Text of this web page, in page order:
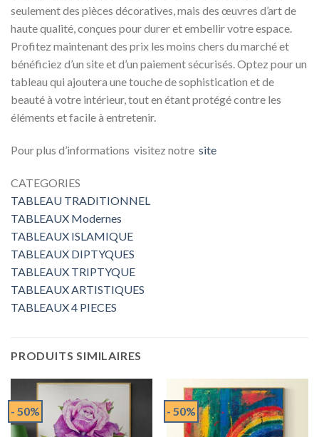
seulement des pièces décoratives, mais des œuvres d’art de
haute qualité, conçues pour durer et embellir votre espace.
Profitez maintenant des prix les moins chers du marché et
bénéficiez d’un site et d’un paiement sécurisés. Optez pour un
tableau qui ajoutera une touche de sophistication et de
beauté à votre intérieur, tout en étant protégé contre les
éléments et facile à entretenir.
Pour plus d’informations visitez notre site
CATEGORIES
TABLEAU TRADITIONNEL
TABLEAUX Modernes
TABLEAUX ISLAMIQUE
TABLEAUX DIPTYQUES
TABLEAUX TRIPTYQUE
TABLEAUX ARTISTIQUES
TABLEAUX 4 PIECES
PRODUITS SIMILAIRES
- 50% - 50%